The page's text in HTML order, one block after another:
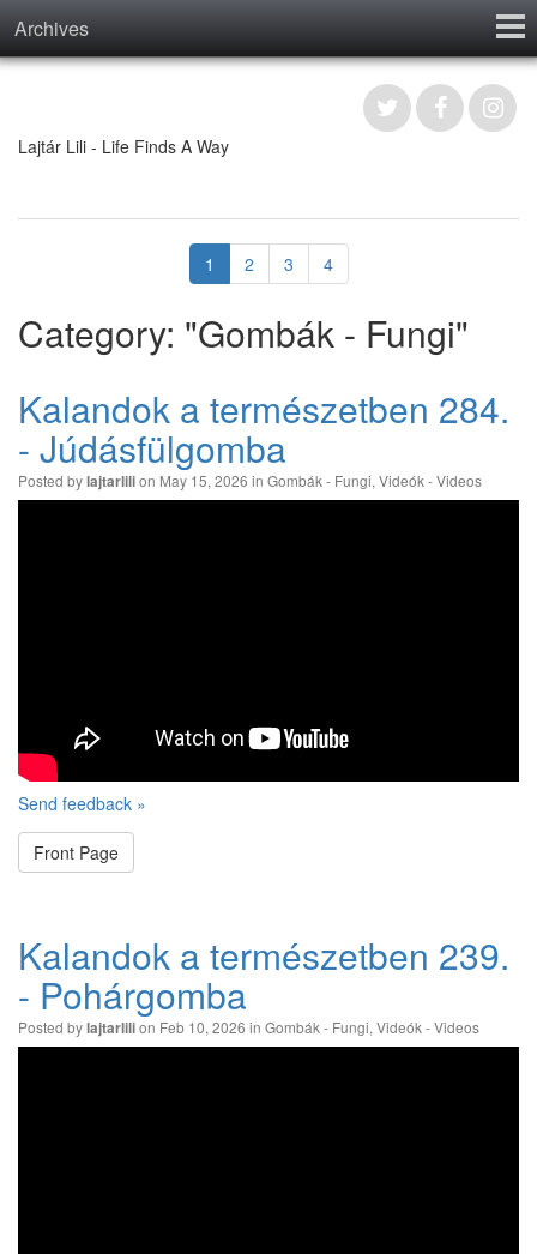
Archives
Home
Contact
Lajtár Lili - Life Finds A Way
1 2 3 4
Category: "Gombák - Fungi"
Kalandok a természetben 284.
- Júdásfülgomba
Posted bylajtarlilion May 15, 2026 in Gombák - Fungi, Videók - Videos
Send feedback »
Front Page
Kalandok a természetben 239.
- Pohárgomba
Posted bylajtarlilion Feb 10, 2026 in Gombák - Fungi, Videók - Videos